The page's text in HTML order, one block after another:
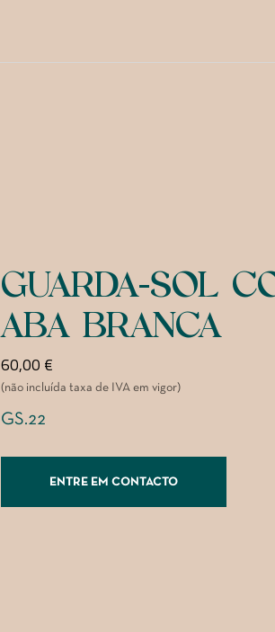
GUARDA-SOL
ABA BRANCA
60,00 €
(não incluída taxa de IVA em vigor)
GS.22
ENTRE EM CONTACTO